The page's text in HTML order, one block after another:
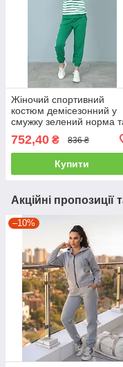
Жіночий спортивний
костюм демісезонний у
смужку зелений норма
батал
752,40 ₴ 836 ₴
Купити
Акційні пропозиції
–10%